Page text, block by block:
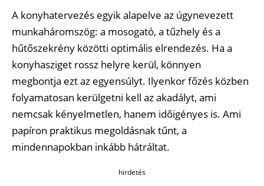
A konyhatervezés egyik alapelve az úgynevezett
munkaháromszög: a mosogató, a tűzhely és a
hűtőszekrény közötti optimális elrendezés. Ha a
konyhasziget rossz helyre kerül, könnyen
megbontja ezt az egyensúlyt. Ilyenkor főzés közben
folyamatosan kerülgetni kell az akadályt, ami
nemcsak kényelmetlen, hanem időigényes is. Ami
papíron praktikus megoldásnak tűnt, a
mindennapokban inkább hátráltat.
hirdetés